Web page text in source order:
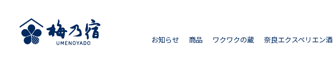
お知らせ 商品 ワクワクの蔵 奈良エクスペリエン酒